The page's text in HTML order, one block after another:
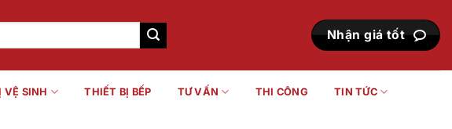
Nhận giá tốt
VỆ SINH THIẾT BỊ BẾP TƯ VẤN THI CÔNG TIN TỨC